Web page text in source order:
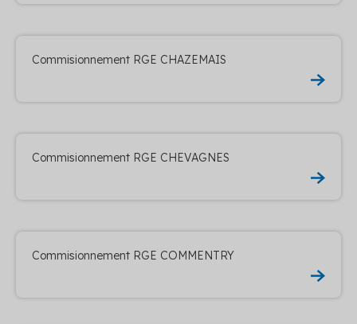
Commisionnement RGE CHAZEMAIS
Commisionnement RGE CHEVAGNES
Commisionnement RGE COMMENTRY